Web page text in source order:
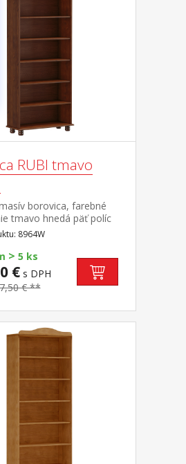
RUBI tmavo
borovica, farebné
tmavo hnedá päť políc
8964W
> 5 ks
€s DPH
€ **